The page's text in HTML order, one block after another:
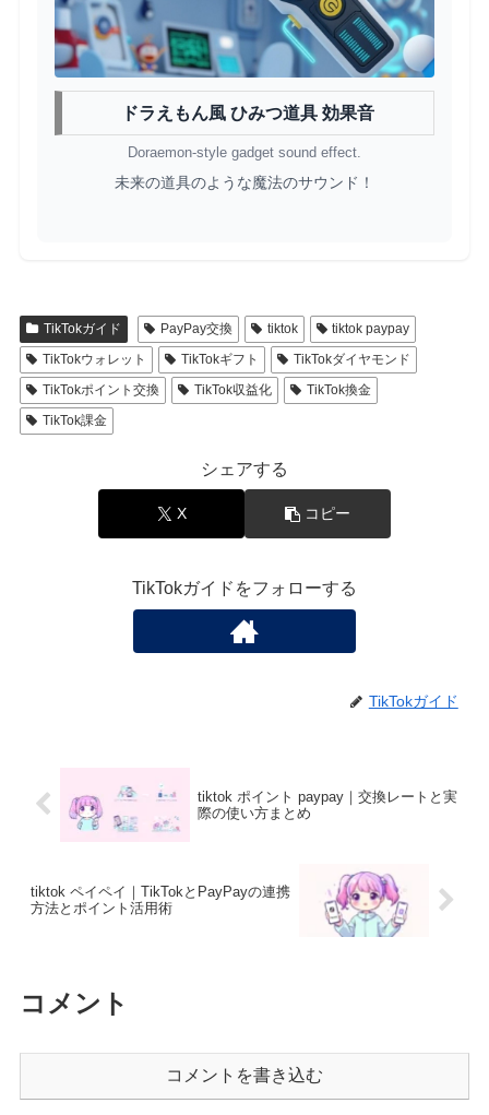
ドラえもん風 ひみつ道具 効果音
Doraemon-style gadget sound effect.
未来の道具のような魔法のサウンド！
TikTokガイド PayPay交換 tiktok
tiktok paypay
TikTokウォレット
TikTokギフト
TikTokダイヤモンド
TikTokポイント交換
TikTok収益化
TikTok換金
TikTok課金
シェアする
X コピー
TikTokガイドをフォローする
TikTokガイド
tiktok ポイント paypay｜交換レートと実
際の使い方まとめ
tiktok ペイペイ｜TikTokとPayPayの連携
方法とポイント活用術
コメント
コメントを書き込む